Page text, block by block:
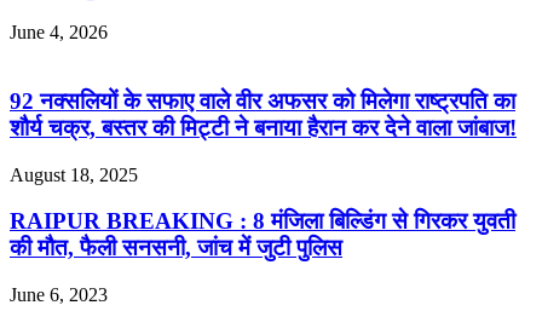
June 4, 2026
92 नक्सलियों के सफाए वाले वीर अफसर को मिलेगा राष्ट्रपति का
शौर्य चक्र, बस्तर की मिट्टी ने बनाया हैरान कर देने वाला जांबाज!
August 18, 2025
RAIPUR BREAKING : 8 मंजिला बिल्डिंग से गिरकर युवती
की मौत, फैली सनसनी, जांच में जुटी पुलिस
June 6, 2023